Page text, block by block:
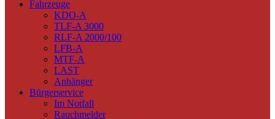
Fahrzeuge
KDO-A
TLF-A 3000
RLF-A 2000/100
LFB-A
MTF-A
LAST
Anhänger
Bürgerservice
Im Notfall
Rauchmelder